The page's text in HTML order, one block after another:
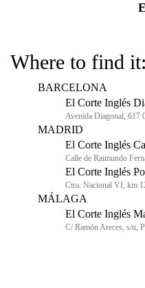
Where to find it:
BARCELONA
El Corte Inglés
Avenida Diagonal, 617
MADRID
El Corte Inglés
Calle de Raimundo
El Corte Inglés
Ctra. Nacional VI, km
MÁLAGA
El Corte Inglés
C/ Ramón Areces, s/n,